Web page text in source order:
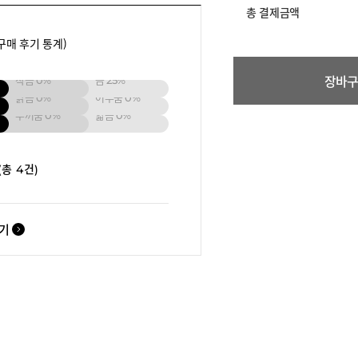
매 후기 통계)
작음0% 큼25%
밝음 0% 어두움0%
두꺼움 0% 얇음0%
4건)
총 결제금액
장바